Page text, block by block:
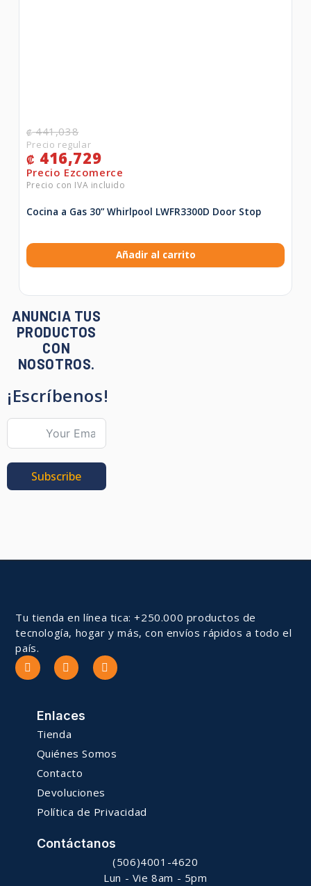
₡441,038
₡ 416,729
Cocina a Gas 30” Whirlpool LWFR3300D Door Stop
Añadir al carrito
ANUNCIA TUS
PRODUCTOS
CON
NOSOTROS.
¡Escríbenos!
Subscribe
Tu tienda en línea tica: +250.000 productos de
tecnología, hogar y más, con envíos rápidos a todo el
país.
Enlaces
Tienda
Quiénes Somos
Contacto
Devoluciones
Política de Privacidad
Contáctanos
(506)4001-4620
Lun - Vie 8am - 5pm